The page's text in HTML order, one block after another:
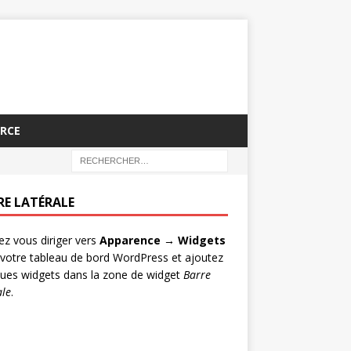
LATÉRALE
vous diriger vers Apparence → Widgets
tableau de bord WordPress et ajoutez
widgets dans la zone de widget Barre
.